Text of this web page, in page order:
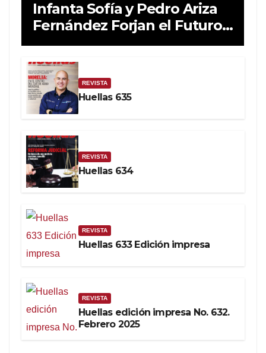
Infanta Sofía y Pedro Ariza
Fernández Forjan el Futuro
de la Soberanía Real
REVISTA
Huellas 635
REVISTA
Huellas 634
REVISTA
Huellas 633 Edición impresa
REVISTA
Huellas edición impresa No. 632.
Febrero 2025